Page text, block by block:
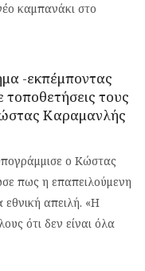
καμπανάκι στο
-εκπέμποντας
τους
Καραμανλής
ο Κώστας
πως η επαπειλούμενη
εθνική απειλή. «Η
ότι δεν είναι όλα